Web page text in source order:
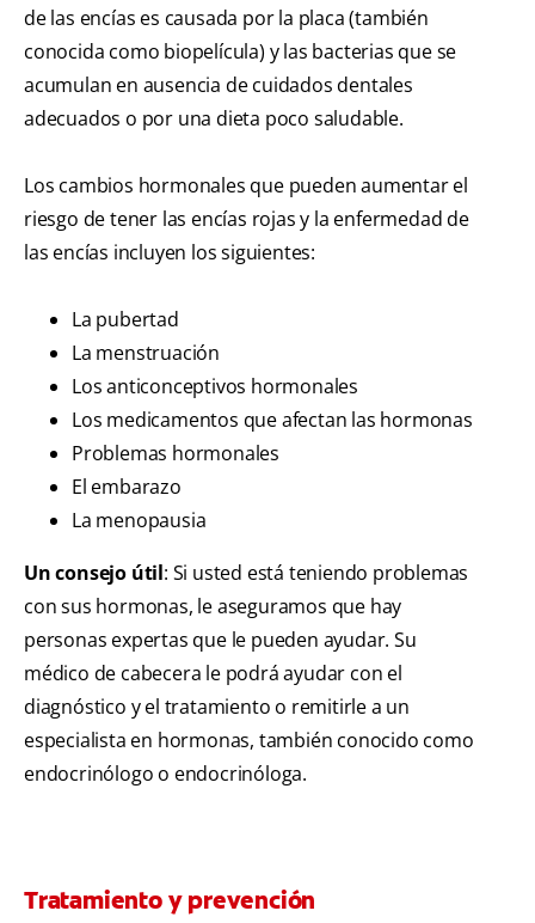
de las encías es causada por la placa (también
conocida como biopelícula) y las bacterias que se
acumulan en ausencia de cuidados dentales
adecuados o por una dieta poco saludable.
Los cambios hormonales que pueden aumentar el
riesgo de tener las encías rojas y la enfermedad de
las encías incluyen los siguientes:
La pubertad
La menstruación
Los anticonceptivos hormonales
Los medicamentos que afectan las hormonas
Problemas hormonales
El embarazo
La menopausia
Un consejo útil: Si usted está teniendo problemas
con sus hormonas, le aseguramos que hay
personas expertas que le pueden ayudar. Su
médico de cabecera le podrá ayudar con el
diagnóstico y el tratamiento o remitirle a un
especialista en hormonas, también conocido como
endocrinólogo o endocrinóloga.
Tratamiento y prevención